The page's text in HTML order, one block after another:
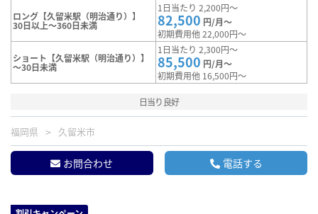
ロング【久留米駅（明治通り）】
30日以上～360日未満
1日当たり 2,200円～
82,500 円/月～
初期費用他 22,000円～
ショート【久留米駅（明治通り）】
～30日未満
1日当たり 2,300円～
85,500 円/月～
初期費用他 16,500円～
日当り良好
福岡県 久留米市
お問合わせ 電話する